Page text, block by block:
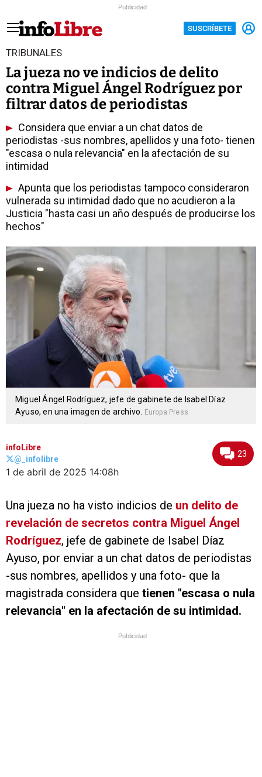
Publicidad
SUSCRÍBETE
TRIBUNALES
La jueza no ve indicios de delito
contra Miguel Ángel Rodríguez por
filtrar datos de periodistas
Considera que enviar a un chat datos de
periodistas -sus nombres, apellidos y una foto- tienen
"escasa o nula relevancia" en la afectación de su
intimidad
Apunta que los periodistas tampoco consideraron
vulnerada su intimidad dado que no acudieron a la
Justicia "hasta casi un año después de producirse los
hechos"
Miguel Ángel Rodríguez, jefe de gabinete de Isabel Díaz
Ayuso, en una imagen de archivo.
Europa Press
infoLibre
@_infolibre
1 de abril de 2025 14:08h
23
Una jueza no ha visto indicios de un delito de
revelación de secretos contra Miguel Ángel
Rodríguez, jefe de gabinete de Isabel Díaz
Ayuso, por enviar a un chat datos de periodistas
-sus nombres, apellidos y una foto- que la
magistrada considera que tienen "escasa o nula
relevancia" en la afectación de su intimidad.
Publicidad